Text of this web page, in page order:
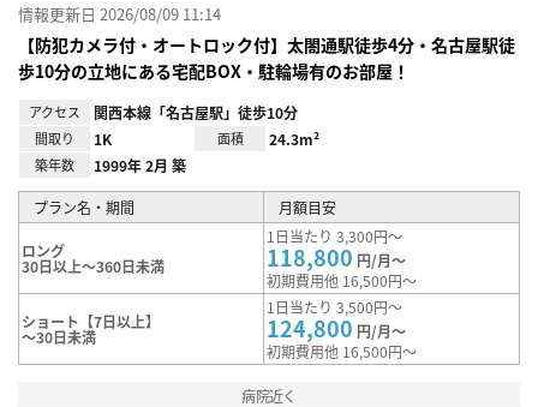
情報更新日 2026/08/09 11:14
【防犯カメラ付・オートロック付】太閤通駅徒歩4分・名古屋駅徒
歩10分の立地にある宅配BOX・駐輪場有のお部屋！
アクセス 関西本線「名古屋駅」徒歩10分
間取り 1K 面積 24.3m²
築年数 1999年 2月 築
プラン名・期間 月額目安
ロング
30日以上～360日未満
1日当たり 3,300円～
118,800 円/月～
初期費用他 16,500円～
ショート【7日以上】
～30日未満
1日当たり 3,500円～
124,800 円/月～
初期費用他 16,500円～
病院近く